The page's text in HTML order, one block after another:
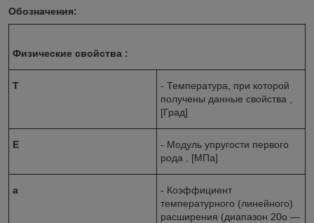
Обозначения:
Физические свойства :
T
- Температура, при которой
получены данные свойства ,
[Град]
E
- Модуль упругости первого
рода , [МПа]
a
- Коэффициент
температурного (линейного)
расширения (диапазон 20o ―